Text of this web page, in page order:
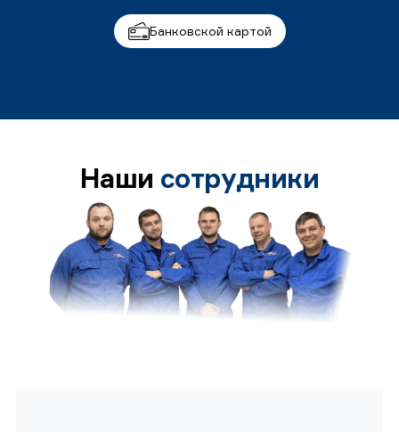
Банковской картой
Наши сотрудники